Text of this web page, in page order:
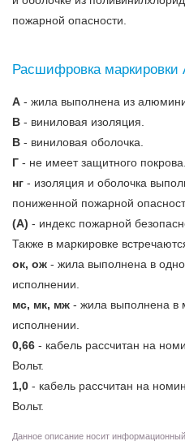
пожарной опасности.
Расшифровка маркировки
А - жила выполнена из
В - виниловая изоляция.
В - виниловая оболочка.
Г - не имеет защитного покрова.
нг - изоляция и оболочка
пониженной пожарной
(А) - индекс пожарной
Также в маркировке
ок, ож - жила выполнена в
исполнении.
мс, мк, мж - жила выполнена в
исполнении.
0,66 - кабель рассчитан на
Вольт.
1,0 - кабель рассчитан на
Вольт.
Данное описание носит